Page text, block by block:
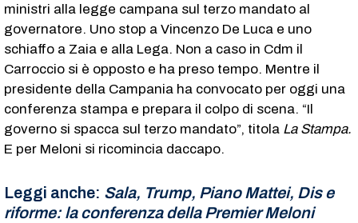
ministri alla legge campana sul terzo mandato al
governatore. Uno stop a Vincenzo De Luca e uno
schiaffo a Zaia e alla Lega. Non a caso in Cdm il
Carroccio si è opposto e ha preso tempo. Mentre il
presidente della Campania ha convocato per oggi una
conferenza stampa e prepara il colpo di scena. “Il
governo si spacca sul terzo mandato”, titola La Stampa.
E per Meloni si ricomincia daccapo.
Leggi anche: Sala, Trump, Piano Mattei, Dis e
riforme: la conferenza della Premier Meloni